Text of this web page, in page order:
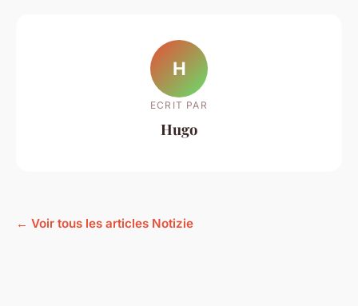
H
ECRIT PAR
Hugo
← Voir tous les articles Notizie